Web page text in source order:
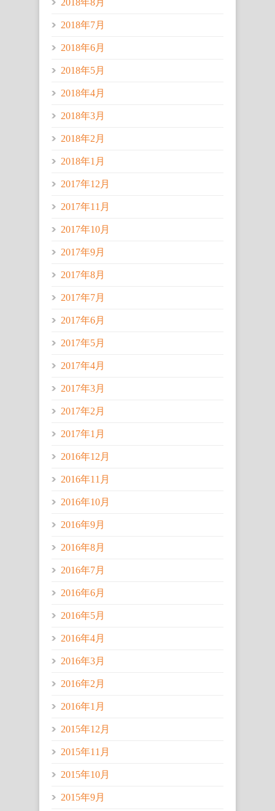
2018年8月
2018年7月
2018年6月
2018年5月
2018年4月
2018年3月
2018年2月
2018年1月
2017年12月
2017年11月
2017年10月
2017年9月
2017年8月
2017年7月
2017年6月
2017年5月
2017年4月
2017年3月
2017年2月
2017年1月
2016年12月
2016年11月
2016年10月
2016年9月
2016年8月
2016年7月
2016年6月
2016年5月
2016年4月
2016年3月
2016年2月
2016年1月
2015年12月
2015年11月
2015年10月
2015年9月